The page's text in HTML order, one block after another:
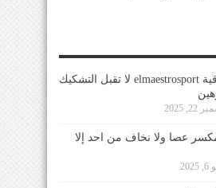
مصداقية elmaestrosport لا تقبل التشكيك
2025
عصا ولا نخاف من احد إلا